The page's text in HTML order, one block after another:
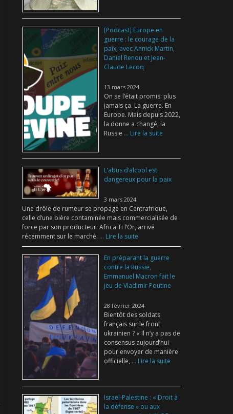
[Podcast] Europe en
guerre : le courage de la
paix, avec Annick Martin,
Daniel Renou et Jean-
Claude Lecoq
13 mars 2024
On se l’était promis: plus
jamais ça. La guerre. En
Europe. Mais depuis 2022,
la donne a changé, la
Russie ... Lire la suite
L’abus d’alcool est
dangereux pour la paix
3 mars 2024
Une drôle de rumeur se propage en Centrafrique,
celle d’une bière contaminée mais commercialisée de
force par son producteur: Africa Ti l’Or, arrivé
récemment sur le marché. ... Lire la suite
En préparant la guerre
contre la Russie,
Emmanuel Macron fait le
jeu de Vladimir Poutine
28 février 2024
Bientôt des soldats
français sur le front
ukrainien ? « Il n’y a pas de
consensus aujourd’hui
pour envoyer de manière
officielle, ... Lire la suite
Israël-Palestine : « Droit à
la défense » ou aux